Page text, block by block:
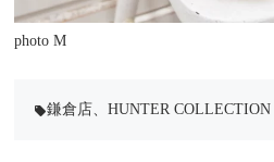
photo M
local_offer鎌倉店、HUNTER COLLECTION